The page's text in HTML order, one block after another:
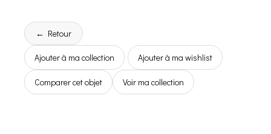
← Retour
Ajouter à ma collection Ajouter à ma wishlist
Comparer cet objet Voir ma collection